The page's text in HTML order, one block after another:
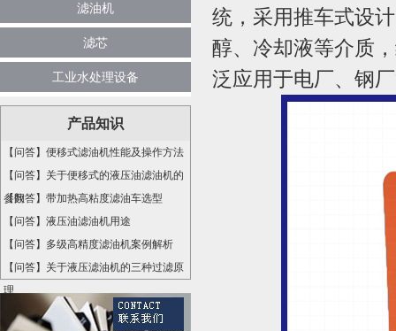
滤油机
滤芯
工业水处理设备
产品知识
【问答】便移式滤油机性能及操作方法
【问答】关于便移式的液压油滤油机的
参数
【问答】带加热高粘度滤油车选型
【问答】液压油滤油机用途
【问答】多级高精度滤油机案例解析
【问答】关于液压滤油机的三种过滤原
理
统，采用推车式设
醇、冷却液等介质
泛应用于电厂、钢